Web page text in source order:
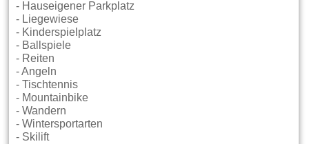
- Hauseigener Parkplatz
- Liegewiese
- Kinderspielplatz
- Ballspiele
- Reiten
- Angeln
- Tischtennis
- Mountainbike
- Wandern
- Wintersportarten
- Skilift